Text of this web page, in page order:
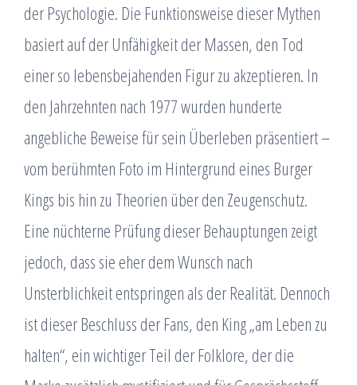
der Psychologie. Die Funktionsweise dieser Mythen
basiert auf der Unfähigkeit der Massen, den Tod
einer so lebensbejahenden Figur zu akzeptieren. In
den Jahrzehnten nach 1977 wurden hunderte
angebliche Beweise für sein Überleben präsentiert –
vom berühmten Foto im Hintergrund eines Burger
Kings bis hin zu Theorien über den Zeugenschutz.
Eine nüchterne Prüfung dieser Behauptungen zeigt
jedoch, dass sie eher dem Wunsch nach
Unsterblichkeit entspringen als der Realität. Dennoch
ist dieser Beschluss der Fans, den King „am Leben zu
halten“, ein wichtiger Teil der Folklore, der die